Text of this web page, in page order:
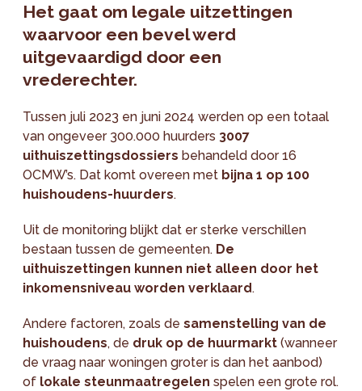
Het gaat om legale uitzettingen
waarvoor een bevel werd
uitgevaardigd door een
vrederechter.
Tussen juli 2023 en juni 2024 werden op een totaal
van ongeveer 300.000 huurders 3007
uithuiszettingsdossiers behandeld door 16
OCMW’s. Dat komt overeen met bijna 1 op 100
huishoudens-huurders.
Uit de monitoring blijkt dat er sterke verschillen
bestaan tussen de gemeenten. De
uithuiszettingen kunnen niet alleen door het
inkomensniveau worden verklaard.
Andere factoren, zoals desamenstelling van de
huishoudens, de druk op de huurmarkt (wanneer
de vraag naar woningen groter is dan het aanbod)
of lokale steunmaatregelen spelen een grote rol.